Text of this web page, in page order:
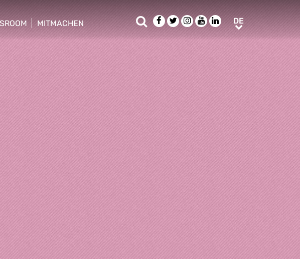
hide sub menu
MITMACHEN
show/hide sub menu
SucheFacebook
TwitterInstagram
YoutubeLinkedIn
DEDE